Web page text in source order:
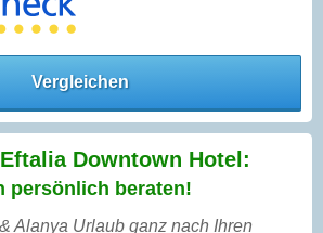
Vergleichen
Downtown Hotel:
persönlich beraten!
Alanya Urlaub ganz nach Ihren